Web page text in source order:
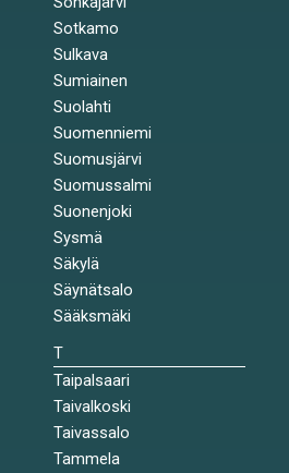
Sotkamo
Sulkava
Sumiainen
Suolahti
Suomenniemi
Suomusjärvi
Suomussalmi
Suonenjoki
Sysmä
Säkylä
Säynätsalo
Sääksmäki
T
Taipalsaari
Taivalkoski
Taivassalo
Tammela